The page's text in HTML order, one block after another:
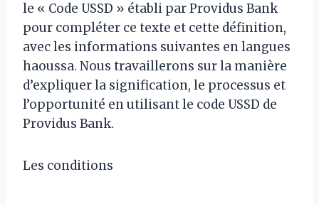
le « Code USSD » établi par Providus Bank
pour compléter ce texte et cette définition,
avec les informations suivantes en langues
haoussa. Nous travaillerons sur la manière
d’expliquer la signification, le processus et
l’opportunité en utilisant le code USSD de
Providus Bank.
Les conditions